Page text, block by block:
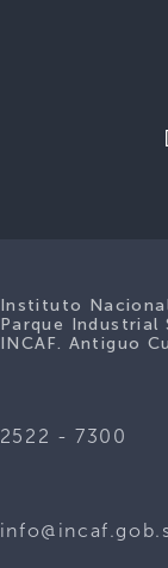
Instituto
Parque Industrial
INCAF. Antiguo
2522 - 7300